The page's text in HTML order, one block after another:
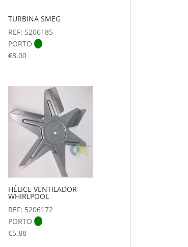
TURBINA SMEG
REF: 5206185
PORTO
€8.00
HÉLICE VENTILADOR
WHIRLPOOL
REF: 5206172
PORTO
€5.88